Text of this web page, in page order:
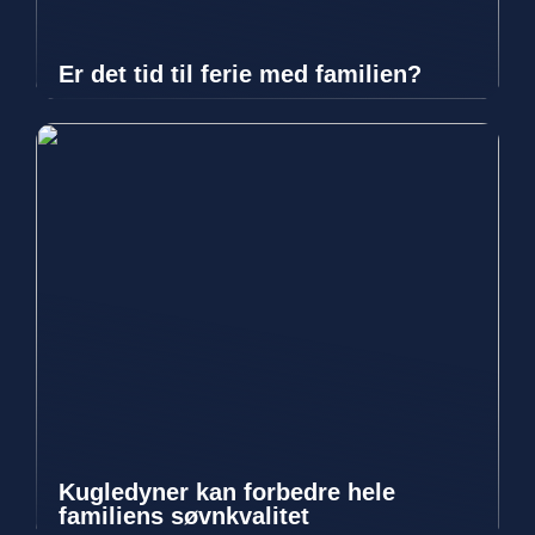
Er det tid til ferie med familien?
Kugledyner kan forbedre hele
familiens søvnkvalitet